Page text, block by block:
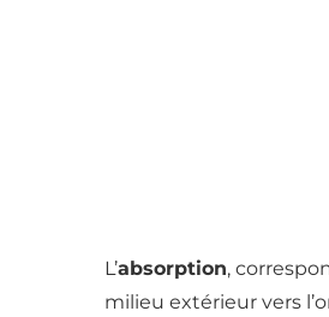
L’absorption,
milieu extérieur vers